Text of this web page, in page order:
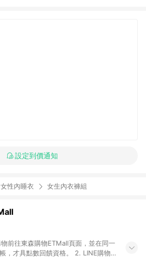
設定到價通知
女性內睡衣 女生內衣褲組
前往東森購物ETMall頁面，並在同一
，才具點數回饋資格。 2. LINE購物